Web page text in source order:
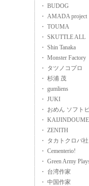
・ BUDOG
・ AMADA project
・ TOUMA
・ SKUTTLE ALL
・ Shin Tanaka
・ Monster Factory
・ タツノコプロ
・ 杉浦 茂
・ gumliens
・ JUKI
・ おめん ソフト
・
・ ZENITH
・ タカトクロバ社
・ Cementerio!
・ Green Army
・ 台湾作家
・ 中国作家